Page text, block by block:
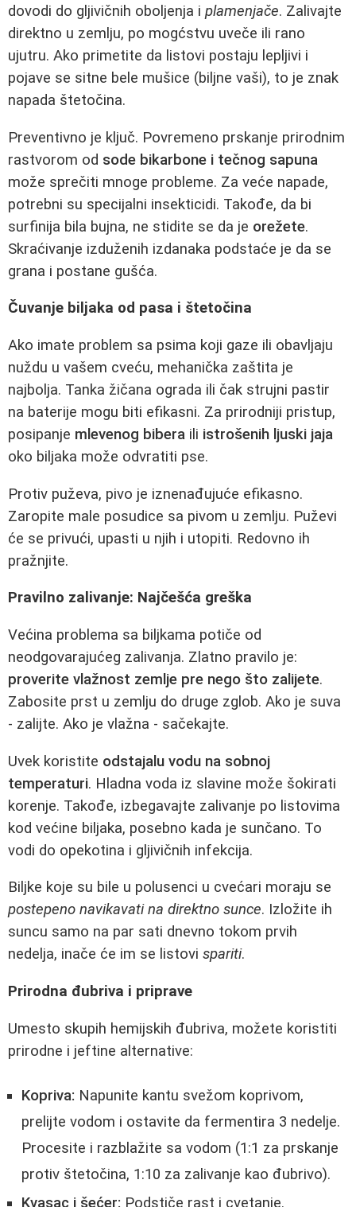
dovodi do gljivičnih oboljenja i plamenjače. Zalivajte
direktno u zemlju, po mogćstvu uveče ili rano
ujutru. Ako primetite da listovi postaju lepljivi i
pojave se sitne bele mušice (biljne vaši), to je znak
napada štetočina.
Preventivno je ključ. Povremeno prskanje prirodnim
rastvorom od sode bikarbone i tečnog sapuna
može sprečiti mnoge probleme. Za veće napade,
potrebni su specijalni insekticidi. Takođe, da bi
surfinija bila bujna, ne stidite se da je orežete.
Skraćivanje izduženih izdanaka podstaće je da se
grana i postane gušća.
Čuvanje biljaka od pasa i štetočina
Ako imate problem sa psima koji gaze ili obavljaju
nuždu u vašem cveću, mehanička zaštita je
najbolja. Tanka žičana ograda ili čak strujni pastir
na baterije mogu biti efikasni. Za prirodniji pristup,
posipanje mlevenog bibera ili istrošenih ljuski jaja
oko biljaka može odvratiti pse.
Protiv puževa, pivo je iznenađujuće efikasno.
Zaropite male posudice sa pivom u zemlju. Puževi
će se privući, upasti u njih i utopiti. Redovno ih
pražnjite.
Pravilno zalivanje: Najčešća greška
Većina problema sa biljkama potiče od
neodgovarajućeg zalivanja. Zlatno pravilo je:
proverite vlažnost zemlje pre nego što zalijete.
Zabosite prst u zemlju do druge zglob. Ako je suva
- zalijte. Ako je vlažna - sačekajte.
Uvek koristite odstajalu vodu na sobnoj
temperaturi. Hladna voda iz slavine može šokirati
korenje. Takođe, izbegavajte zalivanje po listovima
kod većine biljaka, posebno kada je sunčano. To
vodi do opekotina i gljivičnih infekcija.
Biljke koje su bile u polusenci u cvećari moraju se
postepeno navikavati na direktno sunce. Izložite ih
suncu samo na par sati dnevno tokom prvih
nedelja, inače će im se listovi spariti.
Prirodna đubriva i priprave
Umesto skupih hemijskih đubriva, možete koristiti
prirodne i jeftine alternative:
Kopriva: Napunite kantu svežom koprivom,
prelijte vodom i ostavite da fermentira 3 nedelje.
Procesite i razblažite sa vodom (1:1 za prskanje
protiv štetočina, 1:10 za zalivanje kao đubrivo).
Kvasac i šećer: Podstiče rast i cvetanje.